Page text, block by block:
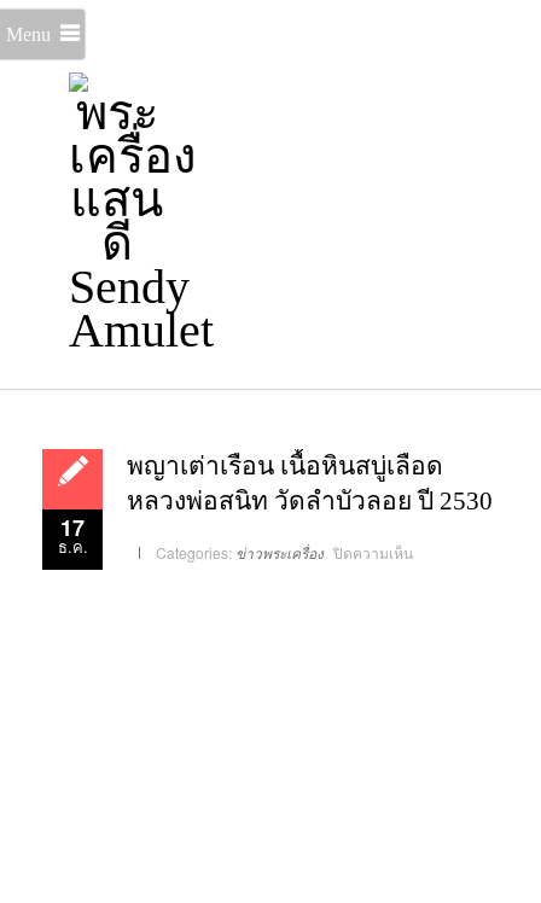
Menu
17
ธ.ค.
พญาเต่าเรือน เนื้อหินสบู่เลือด
หลวงพ่อสนิท วัดลำบัวลอย ปี 2530
Categories: ข่าวพระเครื่อง ปิดความเห็นบน
พญา